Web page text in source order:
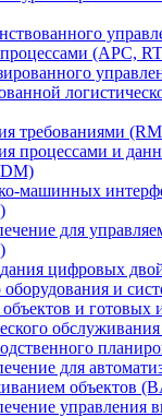
(APC,
требованиями
процессами и
машинных
для
цифровых
и
и готовых
для
объектов
управления